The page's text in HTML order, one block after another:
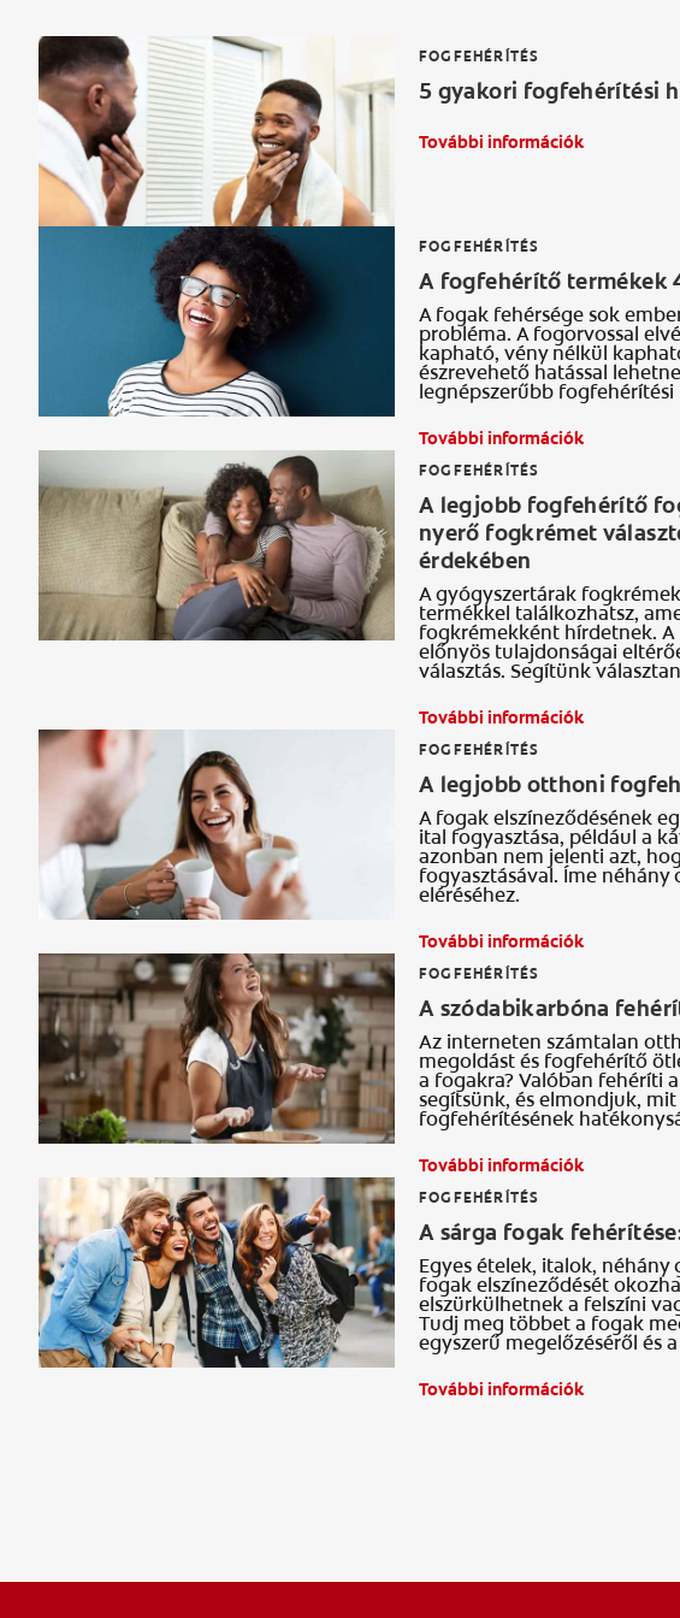
FOGFEHÉRÍTÉS
5 gyakori fogfehérítési
További információk
FOGFEHÉRÍTÉS
A fogfehérítő termékek
A fogak fehérsége sok
probléma. A fogorvossal
kapható, vény nélkül
észrevehető hatással
legnépszerűbb fogfehérítési
További információk
FOGFEHÉRÍTÉS
A legjobb fogfehérítő
nyerő fogkrémet
érdekében
A gyógyszertárak
termékkel találkozhatsz,
fogkrémekként hírdetnek.
előnyös tulajdonságai
választás. Segítünk
További információk
FOGFEHÉRÍTÉS
A legjobb otthoni
A fogak elszíneződésének
ital fogyasztása, például a
azonban nem jelenti azt,
fogyasztásával. Íme
eléréséhez.
További információk
FOGFEHÉRÍTÉS
A szódabikarbóna
Az interneten számtalan
megoldást és fogfehérítő
a fogakra? Valóban fehéríti
segítsünk, és elmondjuk,
fogfehérítésének
További információk
FOGFEHÉRÍTÉS
A sárga fogak
Egyes ételek, italok, néhány
fogak elszíneződését
elszürkülhetnek a felszíni
Tudj meg többet a fogak
egyszerű megelőzéséről és
További információk